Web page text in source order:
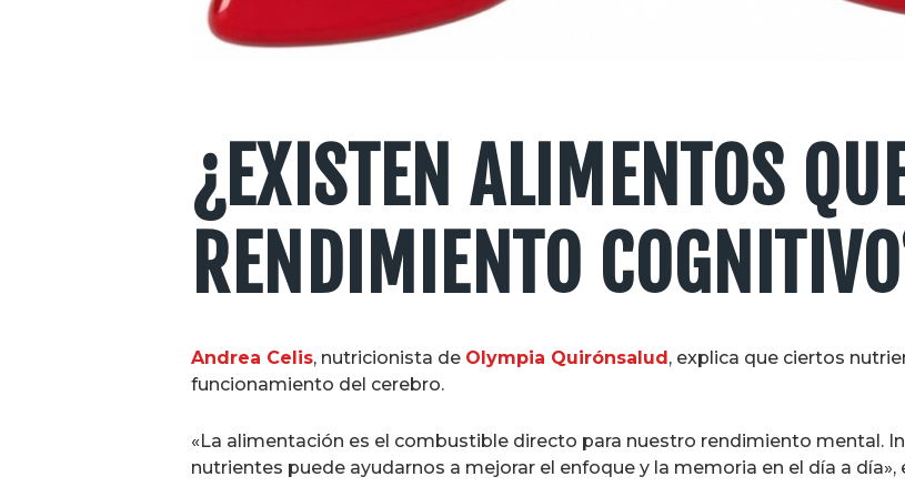
¿EXISTEN ALIMENTOS
RENDIMIENTO
Andrea Celis, nutricionista de Olympia Quirónsalud, explica que ciertos
funcionamiento del cerebro.
«La alimentación es el combustible directo para nuestro rendimiento mental.
nutrientes puede ayudarnos a mejorar el enfoque y la memoria en el día a día»,